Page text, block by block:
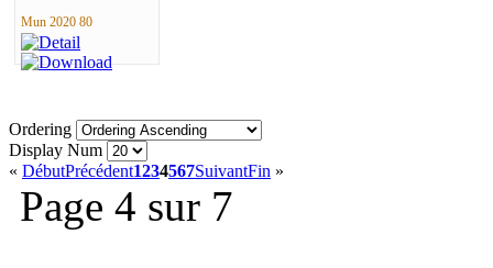
Mun 2020 80
Ordering
Display Num
« DébutPrécédent1234567SuivantFin »
Page 4 sur 7